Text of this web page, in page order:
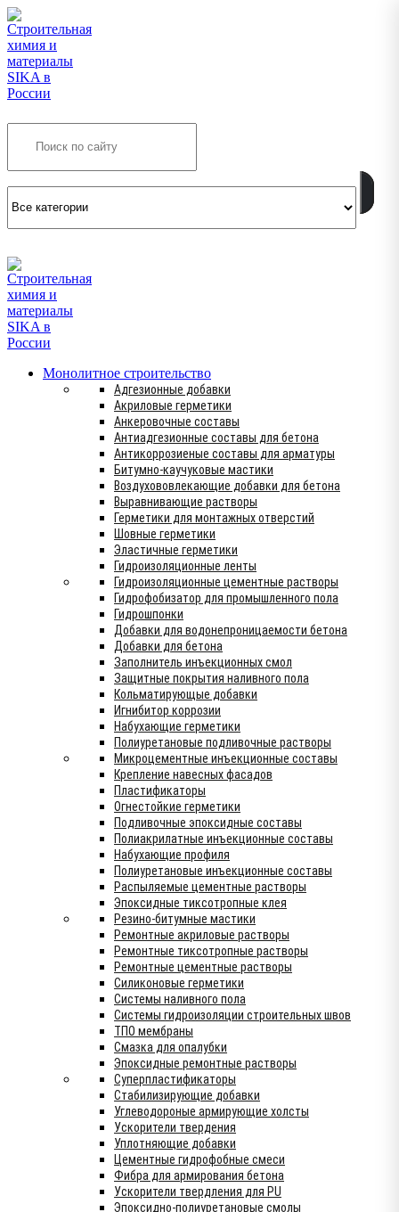
Монолитное строительство
Адгезионные добавки
Акриловые герметики
Анкеровочные составы
Антиадгезионные составы для бетона
Антикоррозиеные составы для арматуры
Битумно-каучуковые мастики
Воздухововлекающие добавки для бетона
Выравнивающие растворы
Герметики для монтажных отверстий
Шовные герметики
Эластичные герметики
Гидроизоляционные ленты
Гидроизоляционные цементные растворы
Гидрофобизатор для промышленного пола
Гидрошпонки
Добавки для водонепроницаемости бетона
Добавки для бетона
Заполнитель инъекционных смол
Защитные покрытия наливного пола
Кольматирующые добавки
Игнибитор коррозии
Набухающие герметики
Полиуретановые подливочные растворы
Микроцементные инъекционные составы
Крепление навесных фасадов
Пластификаторы
Огнестойкие герметики
Подливочные эпоксидные составы
Полиакрилатные инъекционные составы
Набухающие профиля
Полиуретановые инъекционные составы
Распыляемые цементные растворы
Эпоксидные тиксотропные клея
Резино-битумные мастики
Ремонтные акриловые растворы
Ремонтные тиксотропные растворы
Ремонтные цементные растворы
Силиконовые герметики
Системы наливного пола
Системы гидроизоляции строительных швов
ТПО мембраны
Смазка для опалубки
Эпоксидные ремонтные растворы
Суперпластификаторы
Стабилизирующие добавки
Углеводороные армирующие холсты
Ускорители твердения
Уплотняющие добавки
Цементные гидрофобные смеси
Фибра для армирования бетона
Ускорители твердления для PU
Эпоксидно-полиуретановые смолы